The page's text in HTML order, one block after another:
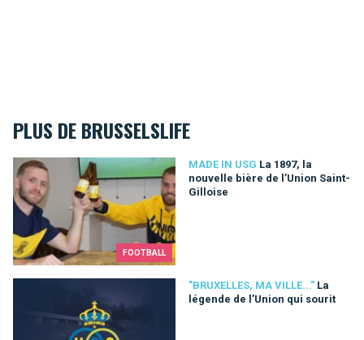
PLUS DE BRUSSELSLIFE
FOOTBALL
MADE IN USG La 1897, la
nouvelle bière de l’Union Saint-
Gilloise
La 1897, la nouvelle bière de l’Union Saint-Gilloise
"BRUXELLES, MA VILLE..." La
légende de l’Union qui sourit
La légende de l’Union qui sourit